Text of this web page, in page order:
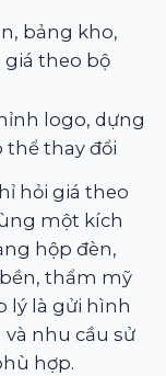
bảng kho,
giá theo bộ
logo, dựng
thể thay đổi
hỏi giá theo
một kích
hộp đèn,
thẩm mỹ
lý là gửi hình
nhu cầu sử
hợp.